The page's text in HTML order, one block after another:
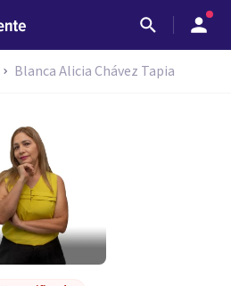
Blanca Alicia Chávez Tapia